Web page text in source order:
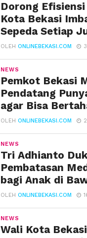
Dorong
Kota Bekasi
Sepeda Setiap
OLEHONLINEBEKASI.COM
NEWS
Pemkot Bekasi
Pendatang
agar Bisa
OLEHONLINEBEKASI.COM
NEWS
Tri Adhianto
Pembatasan
bagi Anak di
OLEHONLINEBEKASI.COM
NEWS
Wali Kota